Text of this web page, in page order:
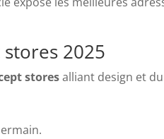
2025
storesalliant design et